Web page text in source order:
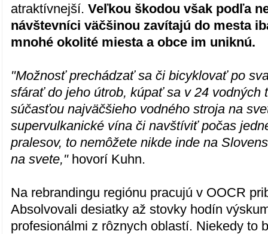
atraktívnejší.Veľkou škodou však podľa
návštevníci väčšinou zavítajú do mesta
mnohé okolité miesta a obce im uniknú.
"Možnosť prechádzať sa či bicyklovať po
sfárať do jeho útrob, kúpať sa v 24 vodných
súčasťou najväčšieho vodného stroja na
supervulkanické vína či navštíviť počas
pralesov, to nemôžete nikde inde na
na svete,"hovorí Kuhn.
Na rebrandingu regiónu pracujú v OOCR
Absolvovali desiatky až stovky hodín
profesionálmi z rôznych oblastí. Niekedy to